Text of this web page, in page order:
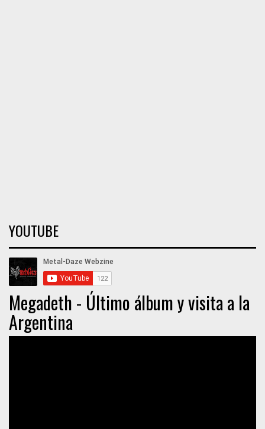
YOUTUBE
Megadeth - Último álbum y visita a la
Argentina